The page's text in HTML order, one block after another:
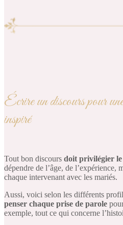
Écrire un discours pour
inspiré
Tout bon discours doit privilégier le
dépendre de l’âge, de l’expérience,
chaque intervenant avec les mariés.
Aussi, voici selon les différents
penser chaque prise de parole
exemple, tout ce qui concerne